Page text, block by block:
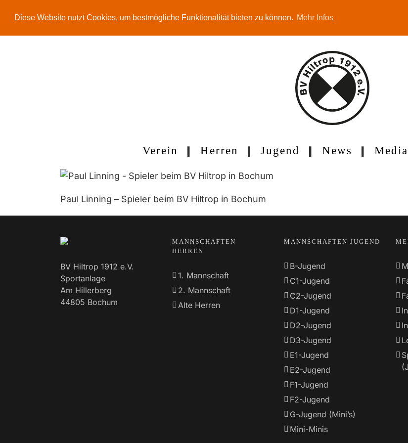
Diese Website nutzt Cookies, um bestmögliche Funktionalität bieten zu können. Mehr Infos
Verein Herren Jugend News
Paul Linning – Spieler beim BV Hiltrop in Bochum
BV Hiltrop 1912 e.V.
Sportanlage
Am Hillerberg
44805 Bochum
MANNSCHAFTEN
HERREN
1. Mannschaft
2. Mannschaft
Alte Herren
MANNSCHAFTEN JUGEND
B-Jugend
C1-Jugend
C2-Jugend
D1-Jugend
D2-Jugend
D3-Jugend
E1-Jugend
E2-Jugend
F1-Jugend
F2-Jugend
G-Jugend (Mini’s)
Mini-Minis